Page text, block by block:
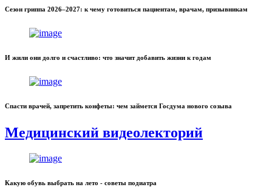
Сезон гриппа 2026–2027: к чему готовиться пациентам, врачам, призывникам
И жили они долго и счастливо: что значит добавить жизни к годам
Спасти врачей, запретить конфеты: чем займется Госдума нового созыва
Медицинский видеолекторий
Какую обувь выбрать на лето - советы подиатра